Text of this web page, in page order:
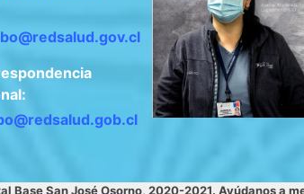
San José Osorno, 2020-2021. Ayúdanos a